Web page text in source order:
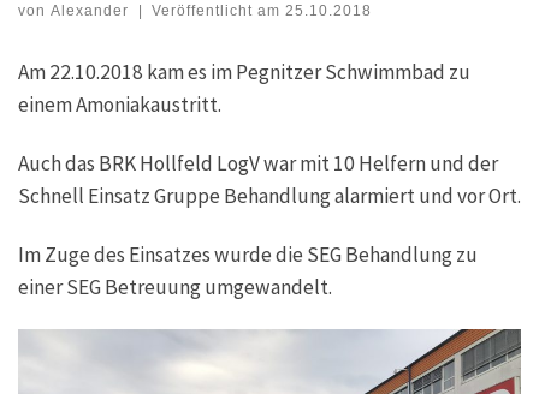
von Alexander Veröffentlicht am25.10.2018
Am 22.10.2018 kam es im Peg­nit­zer Schwimm­bad zu
einem Amoniakaustritt.
Auch das BRK Holl­feld LogV war mit 10 Hel­fern und der
Schnell Ein­satz Grup­pe Behand­lung alar­miert und vor Ort.
Im Zuge des Ein­sat­zes wur­de die SEG Behand­lung zu
einer SEG Betreu­ung umgewandelt.